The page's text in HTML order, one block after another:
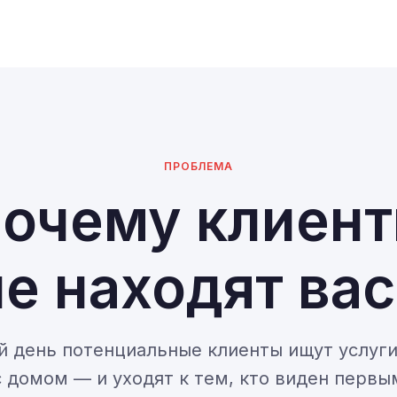
ПРОБЛЕМА
находят
день потенциальные клиенты ищут
домом — и уходят к тем, кто виден